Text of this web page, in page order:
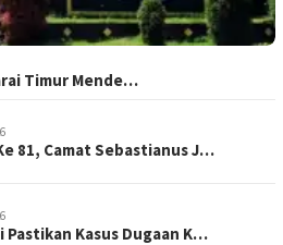
Timur Mende…
81, Camat Sebastianus J…
Pastikan Kasus Dugaan K…